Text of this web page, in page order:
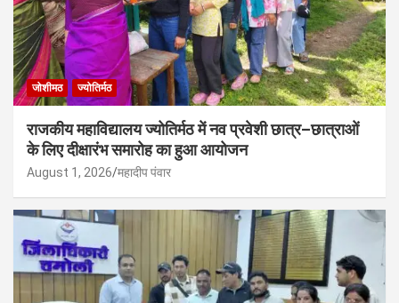
जोशीमठ ज्योतिर्मठ
राजकीय महाविद्यालय ज्योतिर्मठ में नव प्रवेशी छात्र–छात्राओं
के लिए दीक्षारंभ समारोह का हुआ आयोजन
August 1, 2026 महादीप पंवार